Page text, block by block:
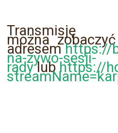
można
adresemhttps://
na-zywo-sesji-
radylubhttps://